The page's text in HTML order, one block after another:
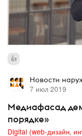
Новости
7 июл 2019
Медиафасад
порядке»